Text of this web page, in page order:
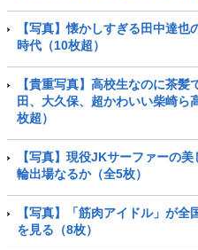
【写真】懐かしすぎる田中達
時代（10枚超）
【貴重写真】高校生なのに茶
田、大久保、超かわいい柴崎ら
枚超）
【写真】現役JKサーファーの
輪出場なるか（全5枚）
【写真】「筋肉アイドル」が
を見る（8枚）